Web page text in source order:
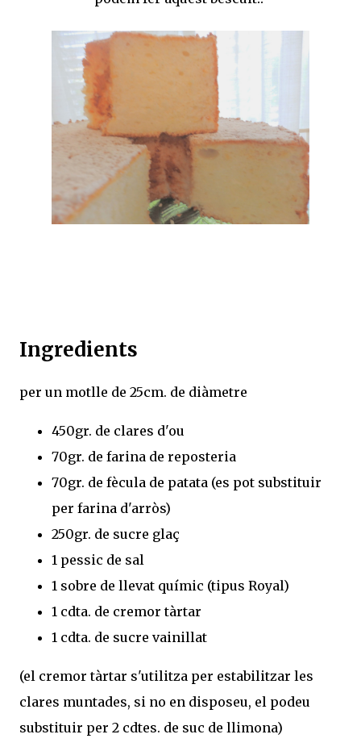
Ingredients
per un motlle de 25cm. de diàmetre
450gr. de clares d'ou
70gr. de farina de reposteria
70gr. de fècula de patata (es pot substituir
per farina d'arròs)
250gr. de sucre glaç
1 pessic de sal
1 sobre de llevat químic (tipus Royal)
1 cdta. de cremor tàrtar
1 cdta. de sucre vainillat
(el cremor tàrtar s'utilitza per estabilitzar les
clares muntades, si no en disposeu, el podeu
substituir per 2 cdtes. de suc de llimona)